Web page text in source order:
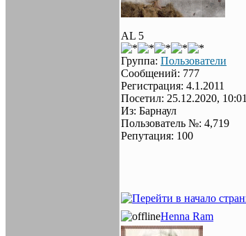
AL 5
Группа: Пользователи
Сообщений: 777
Регистрация: 4.1.2011
Посетил: 25.12.2020, 10:01
Из: Барнаул
Пользователь №: 4,719
Репутация: 100
Henna Ram